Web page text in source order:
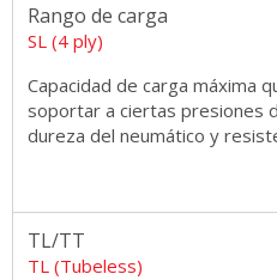
Rango de carga
SL (4 ply)
Capacidad de carga máxima
soportar a ciertas presiones
dureza del neumático y
TL/TT
TL (Tubeless)